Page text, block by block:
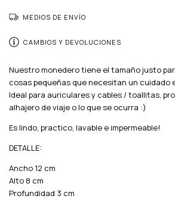
MEDIOS DE ENVÍO
CAMBIOS Y DEVOLUCIONES
Nuestro monedero tiene el tamaño justo
cosas pequeñas que necesitan un cuidado
Ideal para auriculares y cables / toallitas,
alhajero de viaje o lo que se ocurra :)
Es lindo, practico, lavable e impermeable!
DETALLE:
Ancho 12 cm
Alto 8 cm
Profundidad 3 cm